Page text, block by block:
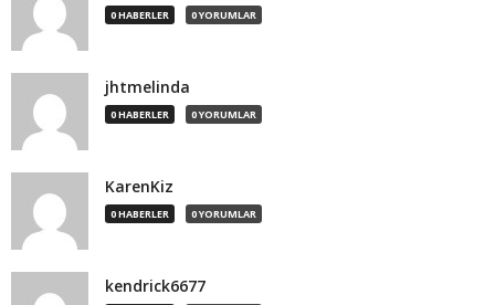
0 HABERLER 0 YORUMLAR
jhtmelinda
0 HABERLER 0 YORUMLAR
KarenKiz
0 HABERLER 0 YORUMLAR
kendrick6677